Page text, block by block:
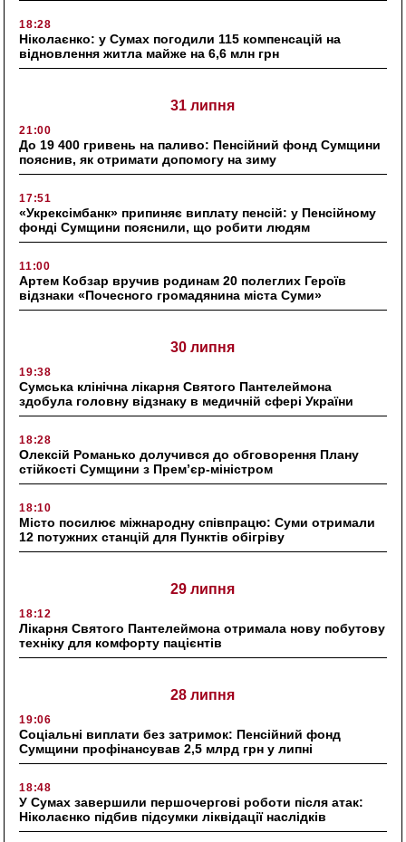
18:28
Ніколаєнко: у Сумах погодили 115 компенсацій на
відновлення житла майже на 6,6 млн грн
31 липня
21:00
До 19 400 гривень на паливо: Пенсійний фонд Сумщини
пояснив, як отримати допомогу на зиму
17:51
«Укрексімбанк» припиняє виплату пенсій: у Пенсійному
фонді Сумщини пояснили, що робити людям
11:00
Артем Кобзар вручив родинам 20 полеглих Героїв
відзнаки «Почесного громадянина міста Суми»
30 липня
19:38
Сумська клінічна лікарня Святого Пантелеймона
здобула головну відзнаку в медичній сфері України
18:28
Олексій Романько долучився до обговорення Плану
стійкості Сумщини з Прем’єр-міністром
18:10
Місто посилює міжнародну співпрацю: Суми отримали
12 потужних станцій для Пунктів обігріву
29 липня
18:12
Лікарня Святого Пантелеймона отримала нову побутову
техніку для комфорту пацієнтів
28 липня
19:06
Соціальні виплати без затримок: Пенсійний фонд
Сумщини профінансував 2,5 млрд грн у липні
18:48
У Сумах завершили першочергові роботи після атак:
Ніколаєнко підбив підсумки ліквідації наслідків